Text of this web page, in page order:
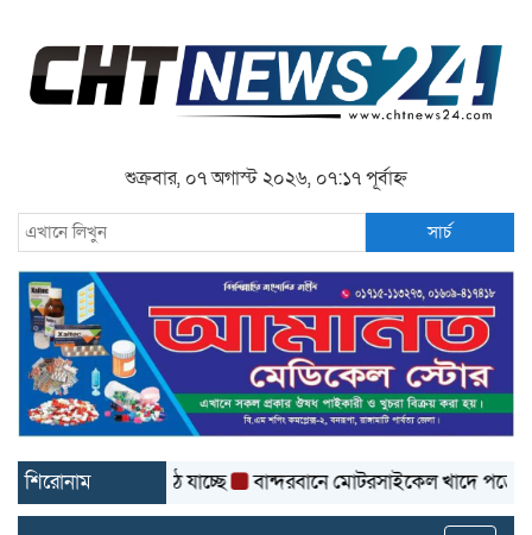
শুক্রবার, ০৭ অগাস্ট ২০২৬, ০৭:১৭ পূর্বাহ্ন
সার্চ
শিরোনাম
কার্পেটিং উঠে যাচ্ছে বান্দরবানে মোটরসাইকেল খাদে পড়ে প্রাণ